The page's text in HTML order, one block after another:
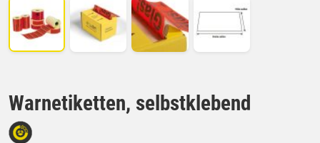
Warnetiketten, selbstklebend